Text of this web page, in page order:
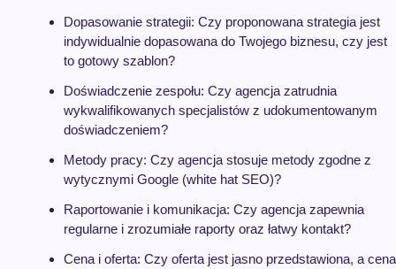
Dopasowanie strategii: Czy proponowana strategia jest
indywidualnie dopasowana do Twojego biznesu, czy jest
to gotowy szablon?
Doświadczenie zespołu: Czy agencja zatrudnia
wykwalifikowanych specjalistów z udokumentowanym
doświadczeniem?
Metody pracy: Czy agencja stosuje metody zgodne z
wytycznymi Google (white hat SEO)?
Raportowanie i komunikacja: Czy agencja zapewnia
regularne i zrozumiałe raporty oraz łatwy kontakt?
Cena i oferta: Czy oferta jest jasno przedstawiona, a cena